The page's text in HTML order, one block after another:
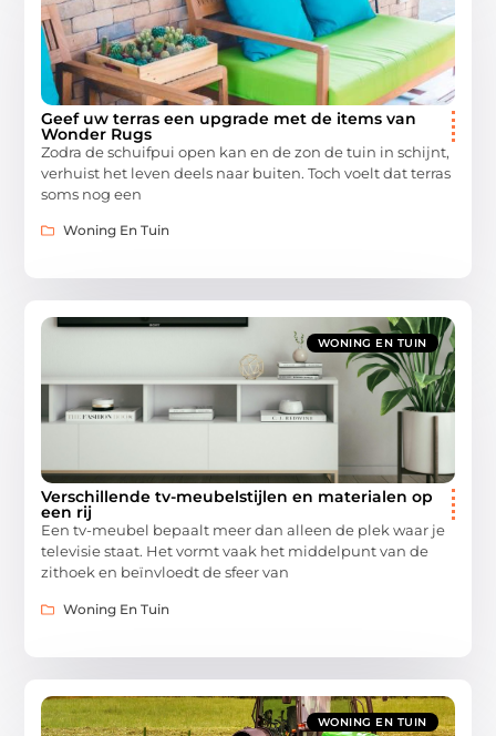
Geef uw terras een upgrade met de items van
Wonder Rugs
Zodra de schuifpui open kan en de zon de tuin in schijnt,
verhuist het leven deels naar buiten. Toch voelt dat terras
soms nog een
Woning En Tuin
WONING EN TUIN
Verschillende tv-meubelstijlen en materialen op
een rij
Een tv-meubel bepaalt meer dan alleen de plek waar je
televisie staat. Het vormt vaak het middelpunt van de
zithoek en beïnvloedt de sfeer van
Woning En Tuin
WONING EN TUIN